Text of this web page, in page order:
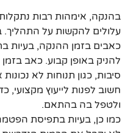
בהנקה, אימהות רבות
עלולים להקשות על התהליך.
כאבים בזמן ההנקה, בעיות
להניק באופן קבוע. כאב
סיבות, כגון תנוחות לא
חשוב לפנות לייעוץ מקצועי,
ולטפל בה בהתאם.
כמו כן, בעיות בתפיסת